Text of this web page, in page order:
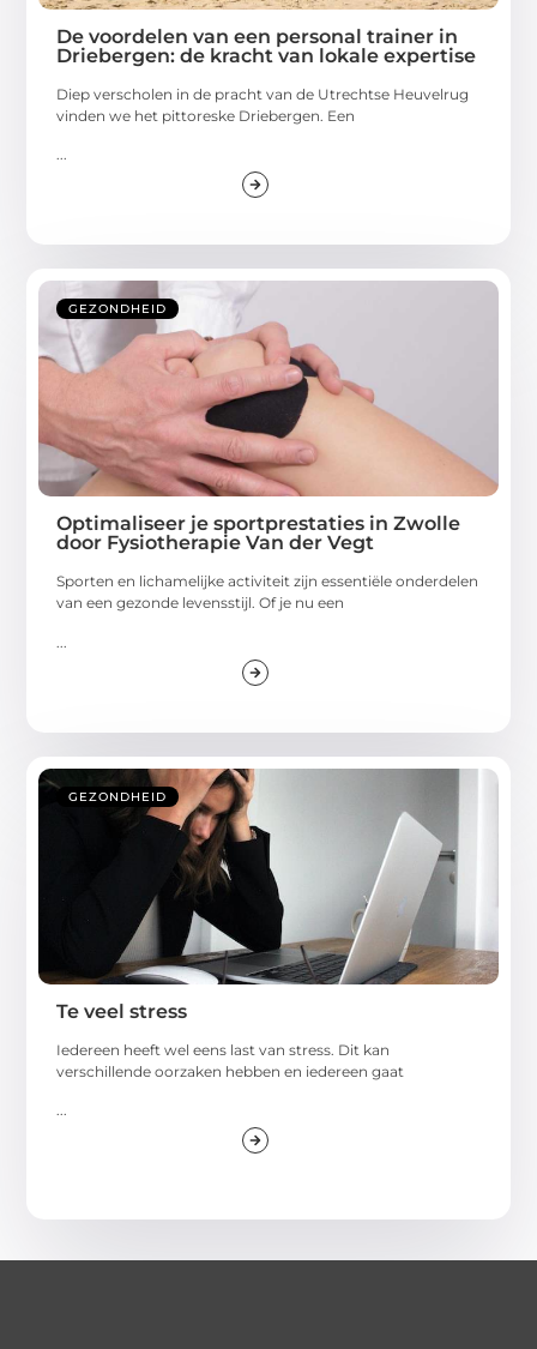
De voordelen van een personal trainer in
Driebergen: de kracht van lokale expertise
Diep verscholen in de pracht van de Utrechtse Heuvelrug
vinden we het pittoreske Driebergen. Een
...
GEZONDHEID
Optimaliseer je sportprestaties in Zwolle
door Fysiotherapie Van der Vegt
Sporten en lichamelijke activiteit zijn essentiële onderdelen
van een gezonde levensstijl. Of je nu een
GEZONDHEID
Te veel stress
Iedereen heeft wel eens last van stress. Dit kan
verschillende oorzaken hebben en iedereen gaat
...